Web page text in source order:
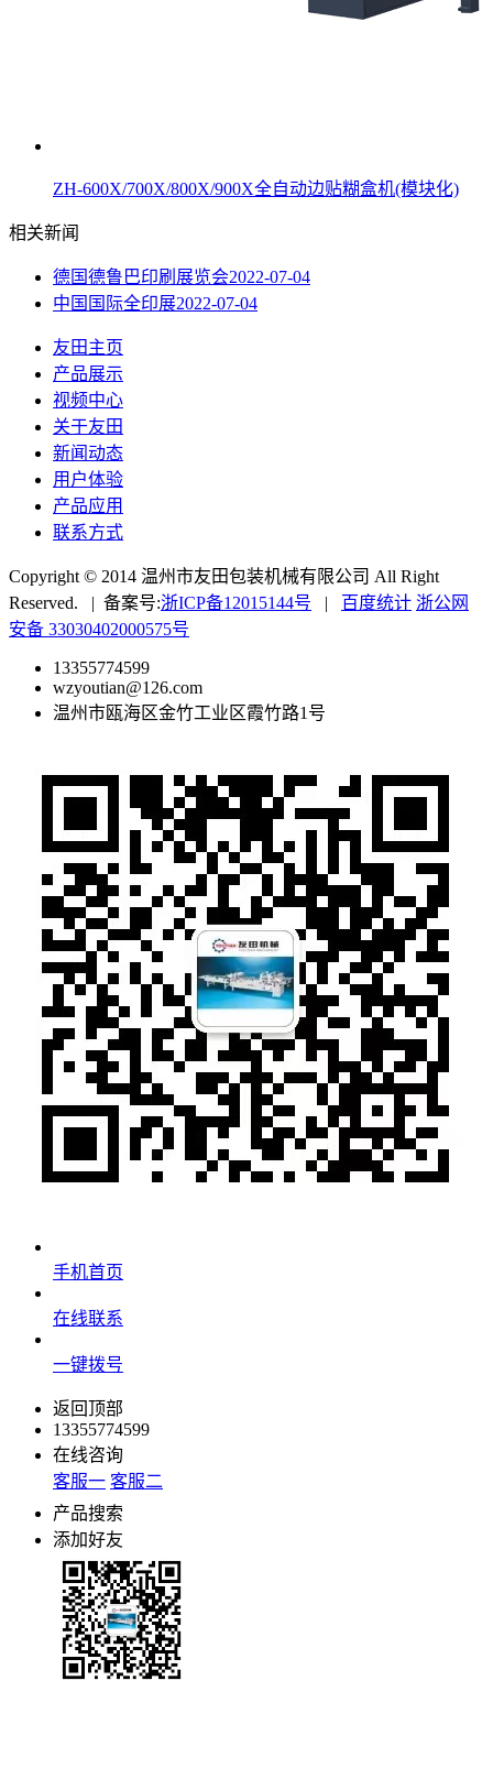
ZH-600X/700X/800X/900X全自动边贴糊盒机(模块化)
相关新闻
德国德鲁巴印刷展览会2022-07-04
中国国际全印展2022-07-04
友田主页
产品展示
视频中心
关于友田
新闻动态
用户体验
产品应用
联系方式
Copyright © 2014 温州市友田包装机械有限公司 All Right
Reserved. | 备案号:浙ICP备12015144号 | 百度统计 浙公网
安备 33030402000575号
13355774599
wzyoutian@126.com
温州市瓯海区金竹工业区霞竹路1号
手机首页
在线联系
一键拨号
返回顶部
13355774599
在线咨询
客服一 客服二
产品搜索
添加好友